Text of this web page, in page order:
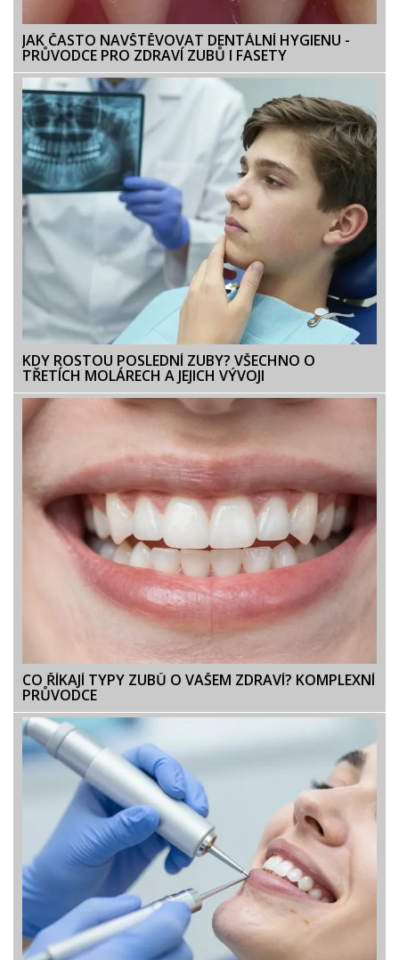
JAK ČASTO NAVŠTĚVOVAT DENTÁLNÍ HYGIENU -
PRŮVODCE PRO ZDRAVÍ ZUBŮ I FASETY
KDY ROSTOU POSLEDNÍ ZUBY? VŠECHNO O
TŘETÍCH MOLÁRECH A JEJICH VÝVOJI
CO ŘÍKAJÍ TYPY ZUBŮ O VAŠEM ZDRAVÍ? KOMPLEXNÍ
PRŮVODCE